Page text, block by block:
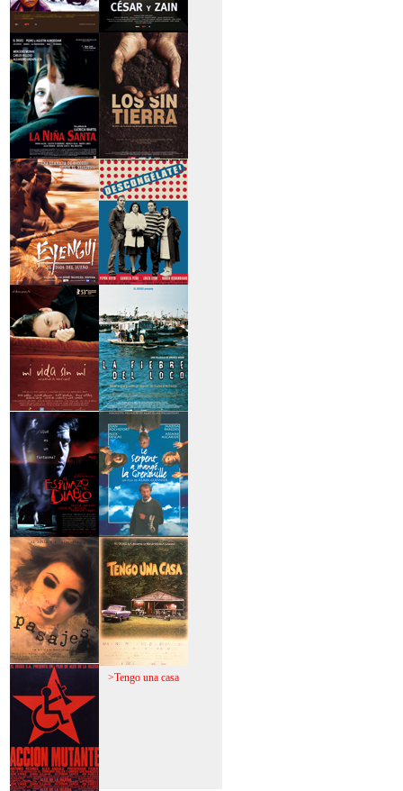
>Caravan >César y Zain
>La niña santa >Los sin tierra
>Eyengui, El Dios
del sueño
>Mi vida sin mi >La fiebre del loco
>El espinazo del
diablo
>A trabajar!
>Pasajes >Tengo una casa